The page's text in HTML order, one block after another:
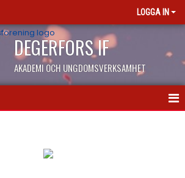
LOGGA IN
DEGERFORS IF
AKADEMI OCH UNGDOMSVERKSAMHET